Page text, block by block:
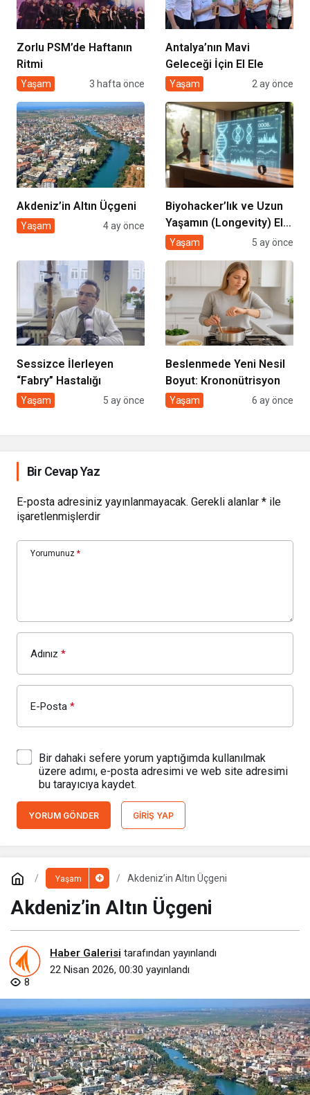
Zorlu PSM’de Haftanın
Ritmi
Yaşam 3 hafta önce
Antalya’nın Mavi
Geleceği İçin El Ele
Yaşam 2 ay önce
Akdeniz’in Altın Üçgeni
Yaşam 4 ay önce
Biyohacker’lık ve Uzun
Yaşamın (Longevity) El
Kitabı
Yaşam 5 ay önce
Sessizce İlerleyen
“Fabry” Hastalığı
Yaşam 5 ay önce
Beslenmede Yeni Nesil
Boyut: Krononütrisyon
Yaşam 6 ay önce
Bir Cevap Yaz
E-posta adresiniz yayınlanmayacak. Gerekli alanlar * ile
işaretlenmişlerdir
Yorumunuz *
Adınız *
E-Posta *
Bir dahaki sefere yorum yaptığımda kullanılmak
üzere adımı, e-posta adresimi ve web site adresimi
bu tarayıcıya kaydet.
YORUM GÖNDER GIRIŞ YAP
Yaşam Akdeniz’in Altın Üçgeni
Akdeniz’in Altın Üçgeni
Haber Galerisi tarafından yayınlandı
22 Nisan 2026, 00:30 yayınlandı
8